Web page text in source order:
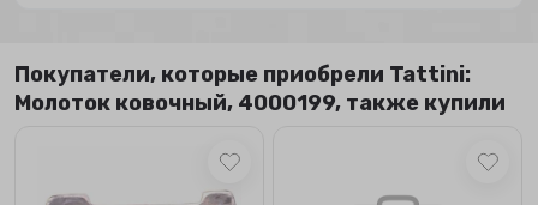
Покупатели, которые приобрели Tattini:
Молоток ковочный, 4000199, также купили